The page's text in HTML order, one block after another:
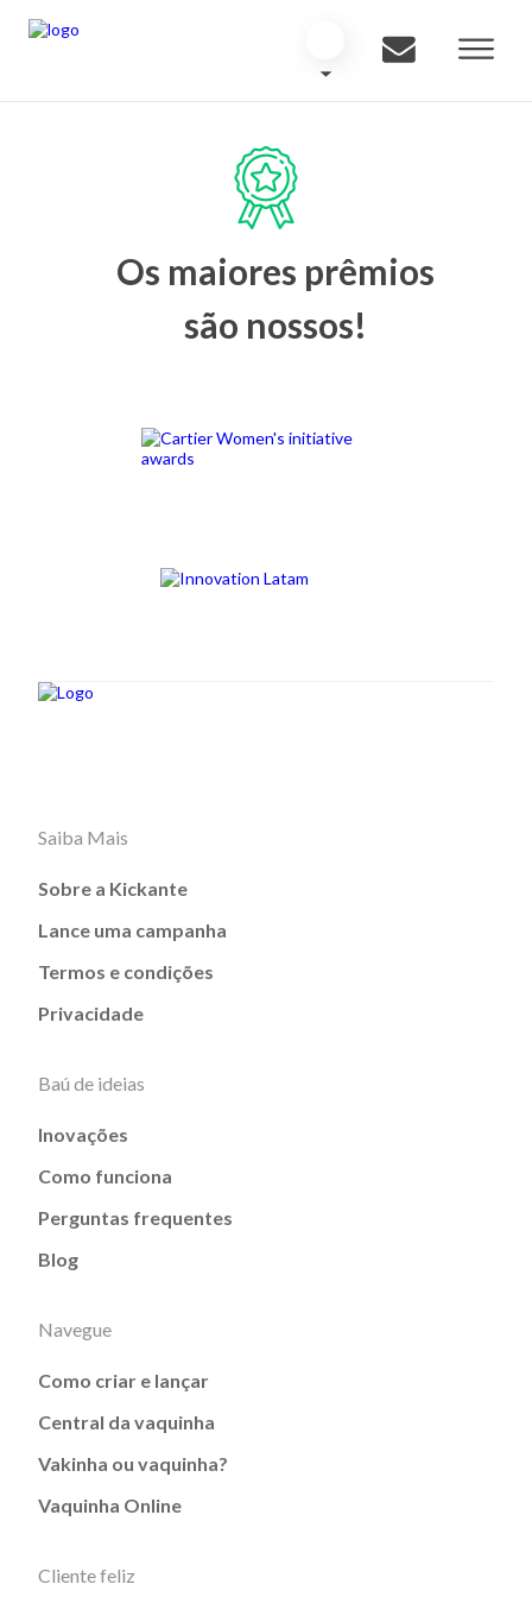
Os maiores prêmios
são nossos!
Saiba Mais
Sobre a Kickante
Lance uma campanha
Termos e condições
Privacidade
Baú de ideias
Inovações
Como funciona
Perguntas frequentes
Blog
Navegue
Como criar e lançar
Central da vaquinha
Vakinha ou vaquinha?
Vaquinha Online
Cliente feliz